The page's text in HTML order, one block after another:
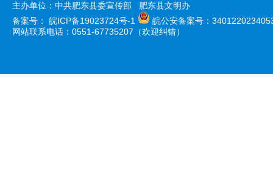
主办单位：中共肥东县委宣传部 肥东县文明办
备案号： 皖ICP备19023724号-1
皖公安备案号：
网站联系电话：0551-67735207（欢迎纠错）